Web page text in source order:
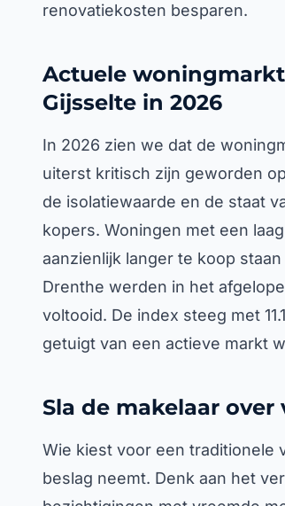
renovatiekosten besparen.
Actuele
Gijsselte in 2026
In 2026 zien we dat de
uiterst kritisch zijn geworden
de isolatiewaarde en de staat
kopers. Woningen met een
aanzienlijk langer te koop
Drenthe werden in het
voltooid. De index steeg met
getuigt van een actieve markt
Sla de makelaar
Wie kiest voor een traditionele
beslag neemt. Denk aan het